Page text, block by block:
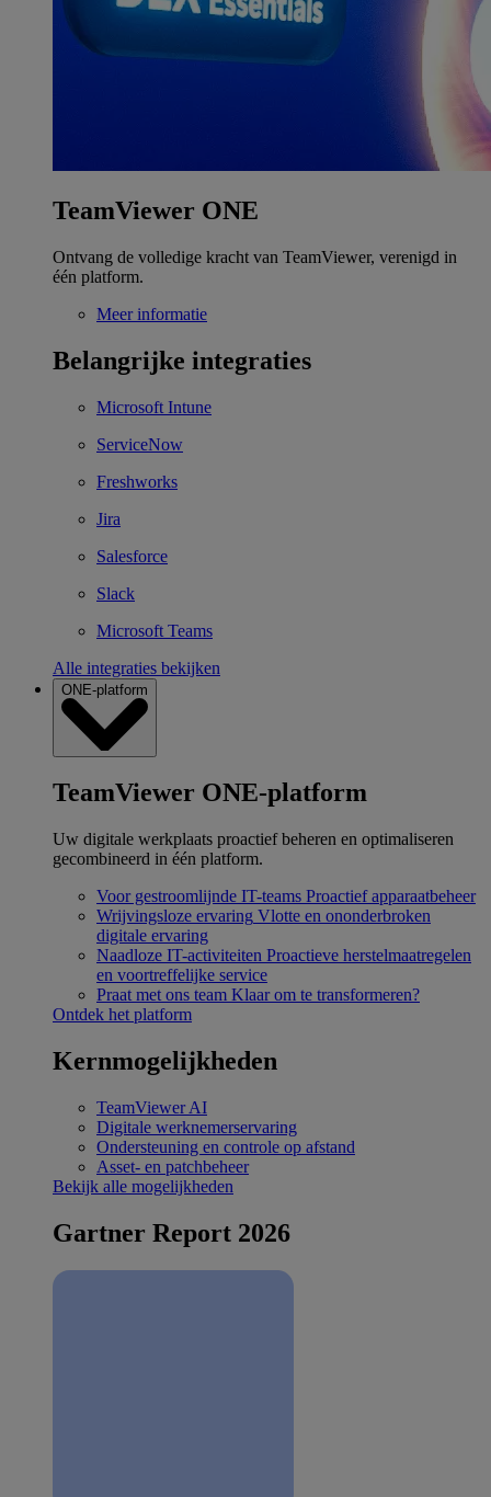
TeamViewer ONE
Ontvang de volledige kracht van TeamViewer, verenigd in
één platform.
Meer informatie
Belangrijke integraties
Microsoft Intune
ServiceNow
Freshworks
Jira
Salesforce
Slack
Microsoft Teams
Alle integraties bekijken
ONE-platform
TeamViewer ONE-platform
Uw digitale werkplaats proactief beheren en optimaliseren
gecombineerd in één platform.
Voor gestroomlijnde IT-teams Proactief apparaatbeheer
Wrijvingsloze ervaring Vlotte en ononderbroken
digitale ervaring
Naadloze IT-activiteiten Proactieve herstelmaatregelen
en voortreffelijke service
Praat met ons team Klaar om te transformeren?
Ontdek het platform
Kernmogelijkheden
TeamViewer AI
Digitale werknemerservaring
Ondersteuning en controle op afstand
Asset- en patchbeheer
Bekijk alle mogelijkheden
Gartner Report 2026